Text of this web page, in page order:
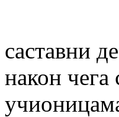
саставни
након